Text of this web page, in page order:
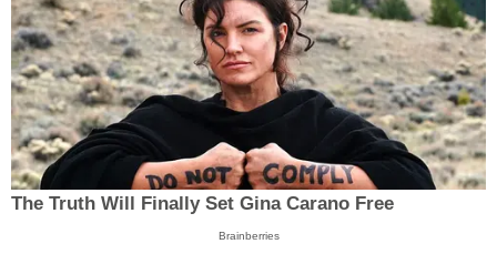
The Truth Will Finally Set Gina Carano Free
Brainberries